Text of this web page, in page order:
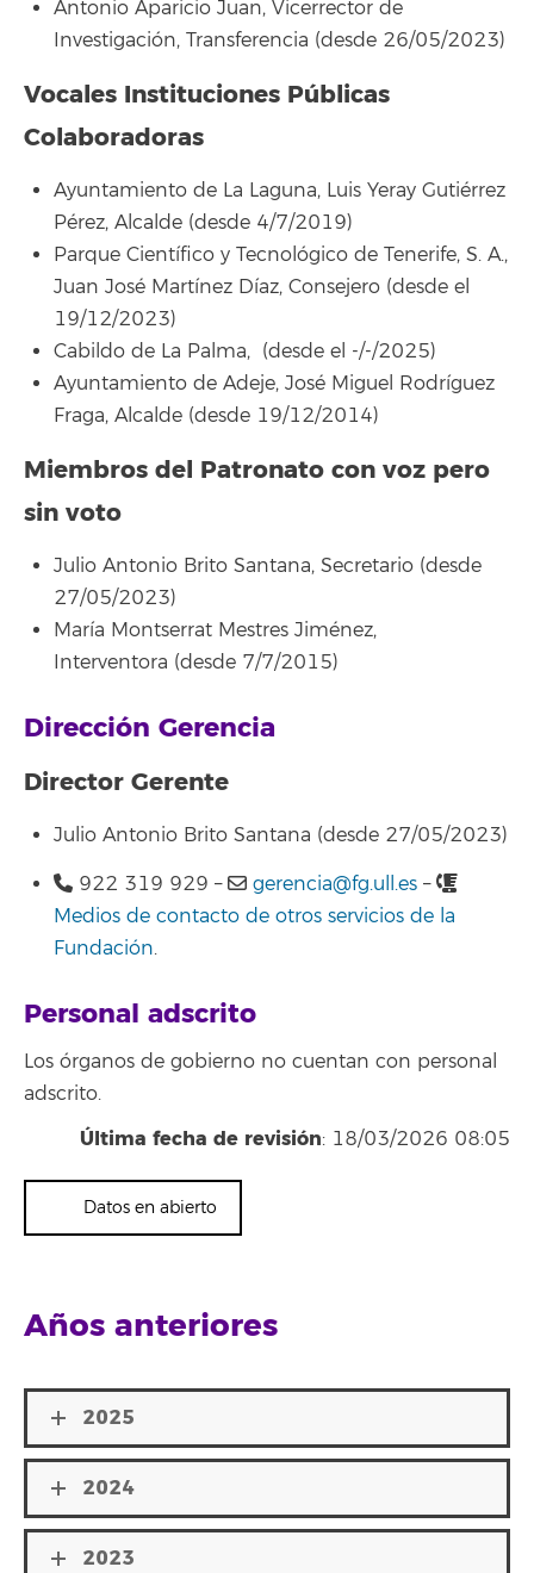
Antonio Aparicio Juan, Vicerrector de
Investigación, Transferencia (desde 26/05/2023)
Vocales Instituciones Públicas
Colaboradoras
Ayuntamiento de La Laguna, Luis Yeray Gutiérrez
Pérez, Alcalde (desde 4/7/2019)
Parque Científico y Tecnológico de Tenerife, S. A.,
Juan José Martínez Díaz, Consejero (desde el
19/12/2023)
Cabildo de La Palma, (desde el -/-/2025)
Ayuntamiento de Adeje, José Miguel Rodríguez
Fraga, Alcalde (desde 19/12/2014)
Miembros del Patronato con voz pero
sin voto
Julio Antonio Brito Santana, Secretario (desde
27/05/2023)
María Montserrat Mestres Jiménez,
Interventora (desde 7/7/2015)
Dirección Gerencia
Director Gerente
Julio Antonio Brito Santana (desde 27/05/2023)
922 319 929 – gerencia@fg.ull.es –
Medios de contacto de otros servicios de la
Fundación.
Personal adscrito
Los órganos de gobierno no cuentan con personal
adscrito.
Última fecha de revisión: 18/03/2026 08:05
Datos en abierto
Años anteriores
2025
2024
2023